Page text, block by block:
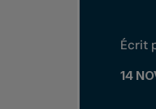
Écrit
14